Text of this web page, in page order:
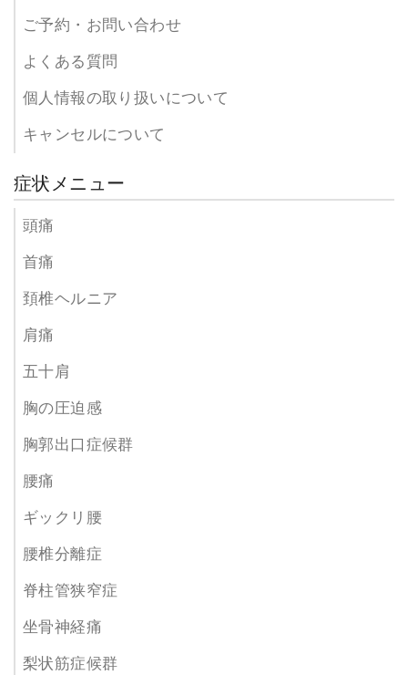
ご予約・お問い合わせ
よくある質問
個人情報の取り扱いについて
キャンセルについて
症状メニュー
頭痛
首痛
頚椎ヘルニア
肩痛
五十肩
胸の圧迫感
胸郭出口症候群
腰痛
ギックリ腰
腰椎分離症
脊柱管狭窄症
坐骨神経痛
梨状筋症候群